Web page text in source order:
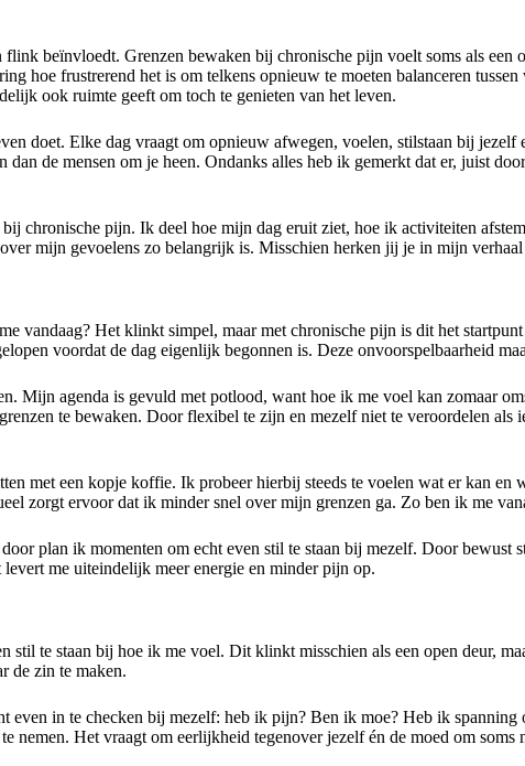
beïnvloedt. Grenzen bewaken bij chronische pijn voelt soms als
hoe frustrerend het is om telkens opnieuw te moeten balanceren
ook ruimte geeft om toch te genieten van het leven.
doet. Elke dag vraagt om opnieuw afwegen, voelen, stilstaan bij
de mensen om je heen. Ondanks alles heb ik gemerkt dat er, juist
chronische pijn. Ik deel hoe mijn dag eruit ziet, hoe ik activiteiten
mijn gevoelens zo belangrijk is. Misschien herken jij je in mijn
vandaag? Het klinkt simpel, maar met chronische pijn is dit het
voordat de dag eigenlijk begonnen is. Deze onvoorspelbaarheid
Mijn agenda is gevuld met potlood, want hoe ik me voel kan zomaar
te bewaken. Door flexibel te zijn en mezelf niet te veroordelen als
met een kopje koffie. Ik probeer hierbij steeds te voelen wat er kan
zorgt ervoor dat ik minder snel over mijn grenzen ga. Zo ben ik me
plan ik momenten om echt even stil te staan bij mezelf. Door
me uiteindelijk meer energie en minder pijn op.
te staan bij hoe ik me voel. Dit klinkt misschien als een open deur,
de zin te maken.
even in te checken bij mezelf: heb ik pijn? Ben ik moe? Heb ik
nemen. Het vraagt om eerlijkheid tegenover jezelf én de moed om soms